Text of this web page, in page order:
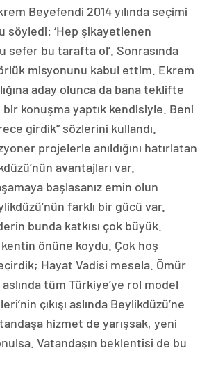
Beyefendi 2014 yılında seçimi
söyledi: ‘Hep şikayetlenen
sefer bu tarafta ol’. Sonrasında
misyonunu kabul ettim. Ekrem
aday olunca da bana teklifte
konuşma yaptık kendisiyle. Beni
girdik” sözlerini kullandı.
projelerle anıldığını hatırlatan
avantajları var.
başlasanız emin olun
farklı bir gücü var.
bunda katkısı çok büyük.
önüne koydu. Çok hoş
Hayat Vadisi mesela. Ömür
tüm Türkiye’ye rol model
çıkışı aslında Beylikdüzü’ne
hizmet de yarışsak, yeni
Vatandaşın beklentisi de bu